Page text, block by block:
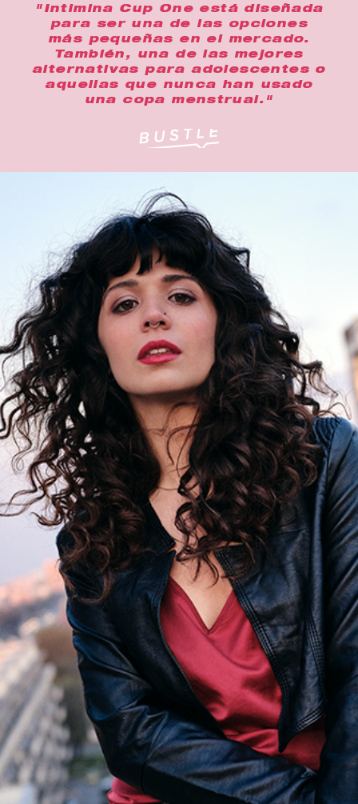
"Intimina Cup One está diseñada
para ser una de las opciones
más pequeñas en el mercado.
También, una de las mejores
alternativas para adolescentes o
aquellas que nunca han usado
una copa menstrual."